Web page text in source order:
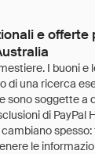
e offerte